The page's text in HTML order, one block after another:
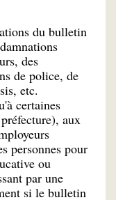
du bulletin
des
de police, de
etc.
certaines
aux
personnes pour
ou
par une
si le bulletin